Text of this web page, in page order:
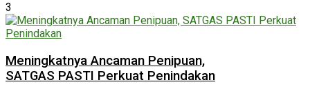
3
Meningkatnya Ancaman Penipuan,
SATGAS PASTI Perkuat Penindakan